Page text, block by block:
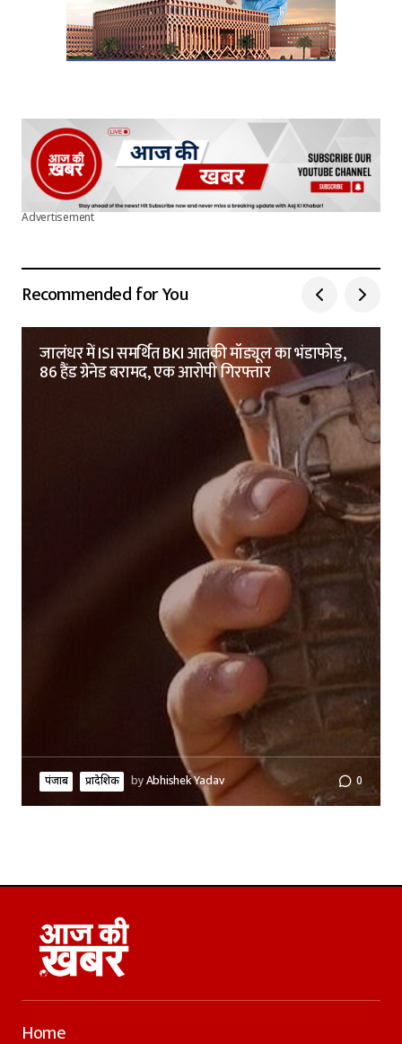
Advertisement
Recommended for You
जालंधर में ISI समर्थित BKI आतंकी मॉड्यूल का भंडाफोड़,
86 हैंड ग्रेनेड बरामद, एक आरोपी गिरफ्तार
पंजाब प्रादेशिक byAbhishek Yadav 0
Home